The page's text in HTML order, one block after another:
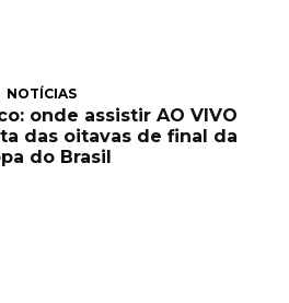
NOTÍCIAS
onde assistir AO VIVO
das oitavas de final da
do Brasil